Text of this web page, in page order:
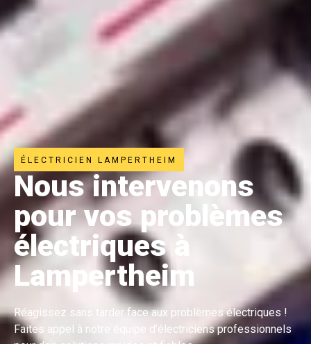
ÉLECTRICIEN LAMPERTHEIM
Nous intervenons
pour vos problèmes
électriques à
Lampertheim
Réagissez sans tarder face aux problèmes électriques !
Faites appel à notre équipe d’électriciens professionnels